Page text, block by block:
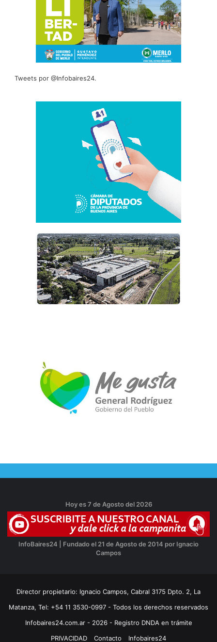
Tweets por @Infobaires24.
Hoy es 7 de Agosto del 2026
InfoBaires24 | Fundado el 21 de Agosto de 2014 por Ignacio
Campos
Director propietario: Ignacio Campos, Cabral 3175 Dpto. 2, La
Matanza, Tel: +54 11 3530-0997 - Todos los derechos reservados
Infobaires24.com.ar - 2026 - Registro DNDA en trámite
PRIVACIDAD
Contacto Infobaires24